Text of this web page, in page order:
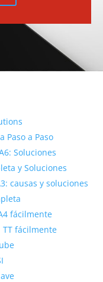
Paso a Paso
Soluciones
y Soluciones
causas y soluciones
fácilmente
fácilmente